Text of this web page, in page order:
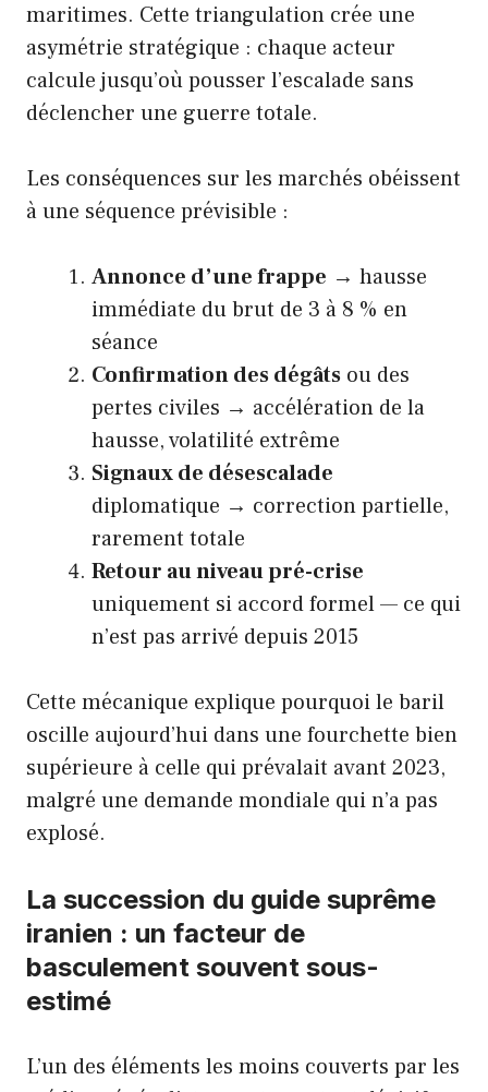
maritimes. Cette triangulation crée une
asymétrie stratégique : chaque acteur
calcule jusqu’où pousser l’escalade sans
déclencher une guerre totale.
Les conséquences sur les marchés obéissent
à une séquence prévisible :
Annonce d’une frappe → hausse
immédiate du brut de 3 à 8 % en
séance
Confirmation des dégâts ou des
pertes civiles → accélération de la
hausse, volatilité extrême
Signaux de désescalade
diplomatique → correction partielle,
rarement totale
Retour au niveau pré-crise
uniquement si accord formel — ce qui
n’est pas arrivé depuis 2015
Cette mécanique explique pourquoi le baril
oscille aujourd’hui dans une fourchette bien
supérieure à celle qui prévalait avant 2023,
malgré une demande mondiale qui n’a pas
explosé.
La succession du guide suprême
iranien : un facteur de
basculement souvent sous-
estimé
L’un des éléments les moins couverts par les